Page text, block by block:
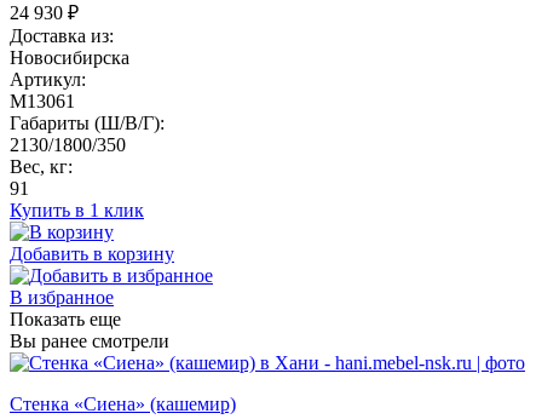
24 930 ₽
Доставка из:
Новосибирска
Артикул:
M13061
Габариты (Ш/В/Г):
2130/1800/350
Вес, кг:
91
Купить в 1 клик
Добавить в корзину
В избранное
Показать еще
Вы ранее смотрели
Стенка «Сиена» (кашемир)